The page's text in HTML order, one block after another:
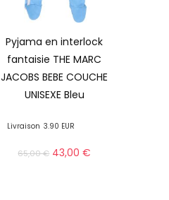
Pyjama en interlock
fantaisie THE MARC
JACOBS BEBE COUCHE
UNISEXE Bleu
Livraison 3.90 EUR
65,00€ 43,00€